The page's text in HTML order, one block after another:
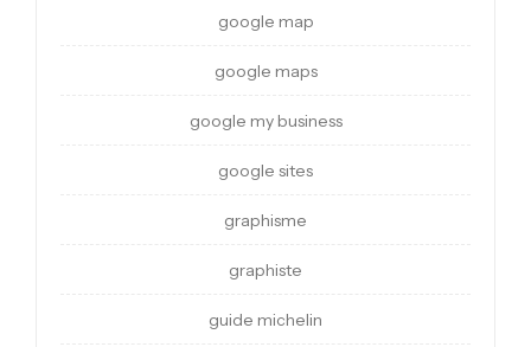
google map
google maps
google my business
google sites
graphisme
graphiste
guide michelin